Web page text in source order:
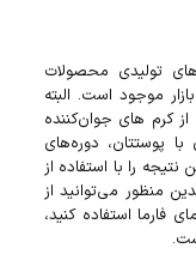
تولیدی محصولات
موجود است. البته
کرم‌ های جوان‌‌کننده
با پوستتان، دوره‌های
را با استفاده از
منظور می‌توانید از
فارما استفاده کنید،